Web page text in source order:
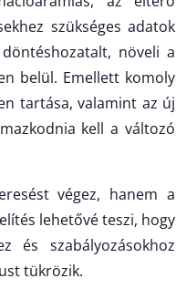
szükséges adatok
növeli a
belül. Emellett komoly
tartása, valamint az új
kell a változó
végez, hanem a
lehetővé teszi, hogy
és szabályozásokhoz
tükrözik.